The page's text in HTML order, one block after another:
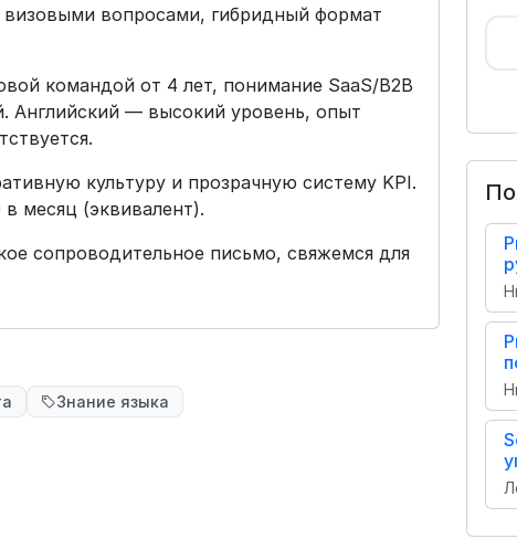
вопросами, гибридный формат
командой от 4 лет, понимание SaaS/B2B
Английский — высокий уровень, опыт
культуру и прозрачную систему KPI.
месяц (эквивалент).
сопроводительное письмо, свяжемся для
Знание языка